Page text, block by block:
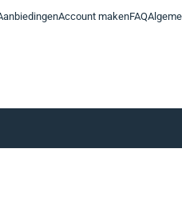
Account makenFAQ